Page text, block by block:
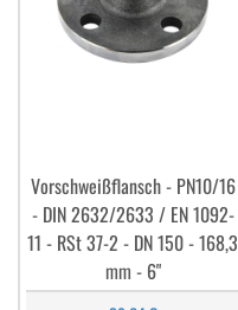
Vorschweißflansch - PN10/16
- DIN 2632/2633 / EN 1092-
11 - RSt 37-2 - DN 150 - 168,3
mm - 6"